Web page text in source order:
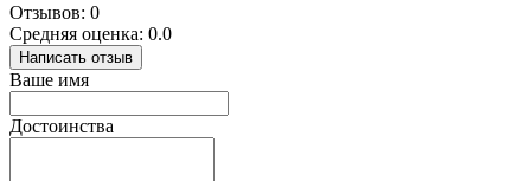
Отзывов: 0
Средняя оценка: 0.0
Написать отзыв
Ваше имя
Достоинства